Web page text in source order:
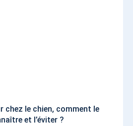
chez le chien, comment le
et l’éviter ?